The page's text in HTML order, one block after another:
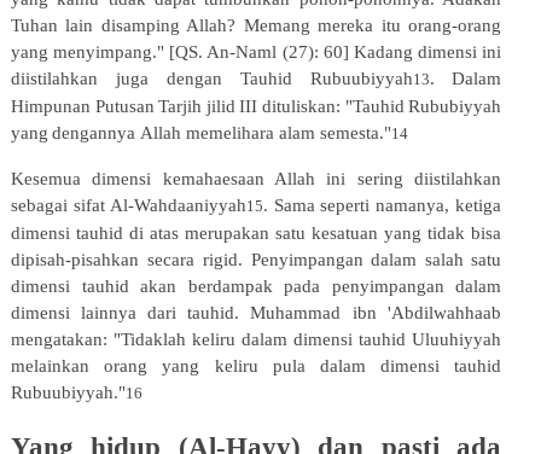
Tuhan lain disamping Allah? Memang mereka itu orang-orang
yang menyimpang." [QS. An-Naml (27): 60] Kadang dimensi ini
diistilahkan juga dengan Tauhid Rubuubiyyah13.
Dalam
Himpunan Putusan Tarjih jilid III dituliskan: "Tauhid Rububiyyah
yang dengannya Allah memelihara alam semesta."14
Kesemua dimensi kemahaesaan Allah ini sering diistilahkan
sebagai sifat Al-Wahdaaniyyah15. Sama seperti namanya, ketiga
dimensi tauhid di atas merupakan satu kesatuan yang tidak bisa
dipisah-pisahkan secara rigid. Penyimpangan dalam salah satu
dimensi
tauhid akan berdampak pada penyimpangan
dalam
dimensi
lainnya
dari tauhid. Muhammad ibn 'Abdilwahhaab
mengatakan: "Tidaklah keliru dalam dimensi tauhid Uluuhiyyah
melainkan orang yang keliru pula dalam dimensi tauhid
Rubuubiyyah."16
Yang hidup (Al-Hayy) dan pasti ada